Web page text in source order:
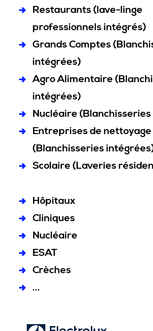
Restaurants (lave-linge
professionnels intégrés)
Grands Comptes
intégrées)
Agro Alimentaire
intégrées)
Nucléaire
Entreprises de nettoyage
(Blanchisseries
Scolaire (Laveries
Hôpitaux
Cliniques
Nucléaire
ESAT
Crèches
...